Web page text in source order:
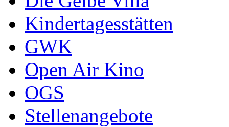
Kindertagesstätten
GWK
Open Air Kino
OGS
Stellenangebote